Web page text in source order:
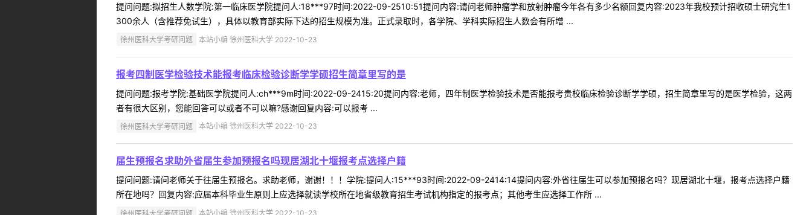
提问问题:拟招生人数学院:第一临床医学院提问人:18***97时间:2022-09-2510:51提问内容:请问老师肿瘤学和放射肿瘤今年各有多少名额回复内容:2023年我校预计招收硕士研究生1
300余人（含推荐免试生），具体以教育部实际下达的招生规模为准。正式录取时，各学院、学科实际招生人数会有所增 ...
徐州医科大学考研问题 本站小编 徐州医科大学 2022-10-23
报考四制医学检验技术能报考临床检验诊断学学硕招生简章里写的是
提问问题:报考学院:基础医学院提问人:ch***9m时间:2022-09-2415:20提问内容:老师，四年制医学检验技术是否能报考贵校临床检验诊断学学硕，招生简章里写的是医学检验，这两
者有很大区别，您能回答可以或者不可以嘛?感谢回复内容:可以报考 ...
徐州医科大学考研问题 本站小编 徐州医科大学 2022-10-23
届生预报名求助外省届生参加预报名吗现居湖北十堰报考点选择户籍
提问问题:请问老师关于往届生预报名。求助老师，谢谢！！！学院:提问人:15***93时间:2022-09-2414:14提问内容:外省往届生可以参加预报名吗？现居湖北十堰，报考点选择户籍
所在地吗？回复内容:应届本科毕业生原则上应选择就读学校所在地省级教育招生考试机构指定的报考点；其他考生应选择工作所 ...
徐州医科大学考研问题 本站小编 徐州医科大学 2022-10-23